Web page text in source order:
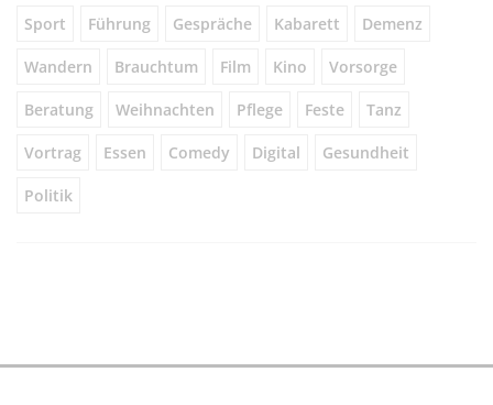
Sport Führung Gespräche Kabarett Demenz
Wandern Brauchtum Film Kino Vorsorge
Beratung Weihnachten Pflege Feste Tanz
Vortrag Essen Comedy Digital Gesundheit
Politik